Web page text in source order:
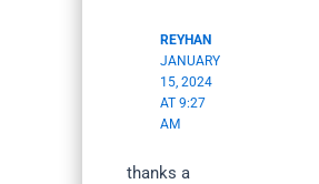
REYHAN
JANUARY
15, 2024
AT 9:27
AM
thanks a